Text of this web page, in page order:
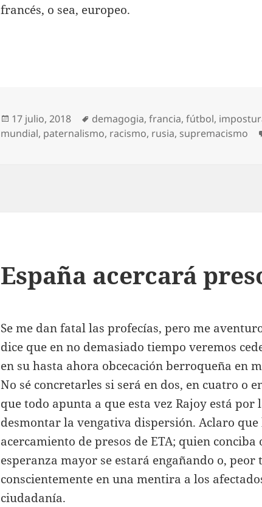
francés, o sea, europeo.
Publicado
el
17 julio, 2018 Etiquetas
demagogia,francia,fútbol,
mundial, paternalismo, racismo, rusia, supremacismo
España acercará
Se me dan fatal las profecías, pero me
dice que en no demasiado tiempo veremos
en su hasta ahora obcecación berroqueña en
No sé concretarles si será en dos, en cuatro o
que todo apunta a que esta vez Rajoy está por
desmontar la vengativa dispersión. Aclaro que
acercamiento de presos de ETA; quien conciba
esperanza mayor se estará engañando o,
conscientemente en una mentira a los
ciudadanía.